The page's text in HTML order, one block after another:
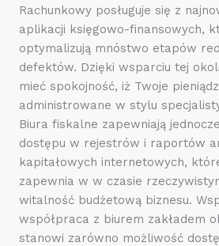
Rachunkowy posługuje się z
aplikacji księgowo-finansowych,
optymalizują mnóstwo etapów
defektów. Dzięki wsparciu tej
mieć spokojność, iż Twoje
administrowane w stylu
Biura fiskalne zapewniają
dostępu w rejestrów i raportów
kapitałowych internetowych,
zapewnia w w czasie
witalność budżetową biznesu.
współpraca z biurem zakładem
stanowi zarówno możliwość